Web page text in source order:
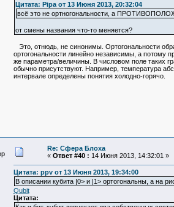
Цитата: Pipa от 13 Июня 2013, 20:32:04
всё это не ортногональности, а
от смены названия что-то меняется?
Это, отнюдь, не синонимы. Ортогональности
ортогональности линейно независимы, а потому
же параметра/величины. В числовом поле таких
обычно присутствуют. Например, температура
интервале определены понятия холодно-горячо.
Re: Сфера Блоха
« Ответ #40 : 14 Июня 2013, 14:32:01 »
Цитата: ppv от 13 Июня 2013, 19:34:00
В описании кубита |0> и |1> ортогональны, а на
Qubit
Цитата: